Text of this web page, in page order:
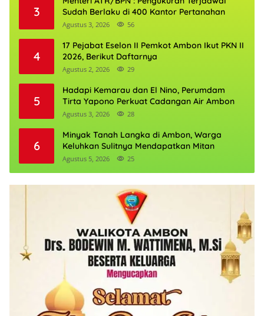
3
Sudah Berlaku di 400 Kantor Pertanahan
Agustus 3, 2026 56
4
17 Pejabat Eselon II Pemkot Ambon Ikut PKN II
2026, Berikut Daftarnya
Agustus 2, 2026 29
5
Hadapi Kemarau dan El Nino, Perumdam
Tirta Yapono Perkuat Cadangan Air Ambon
Agustus 3, 2026 28
6
Minyak Tanah Langka di Ambon, Warga
Keluhkan Sulitnya Mendapatkan Mitan
Agustus 5, 2026 25